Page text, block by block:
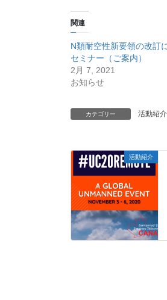
関連
N類耐空性新要領の改訂
セミナー（ご案内）
2月 7, 2021
お知らせ
カテゴリー 活動紹介
活動紹介